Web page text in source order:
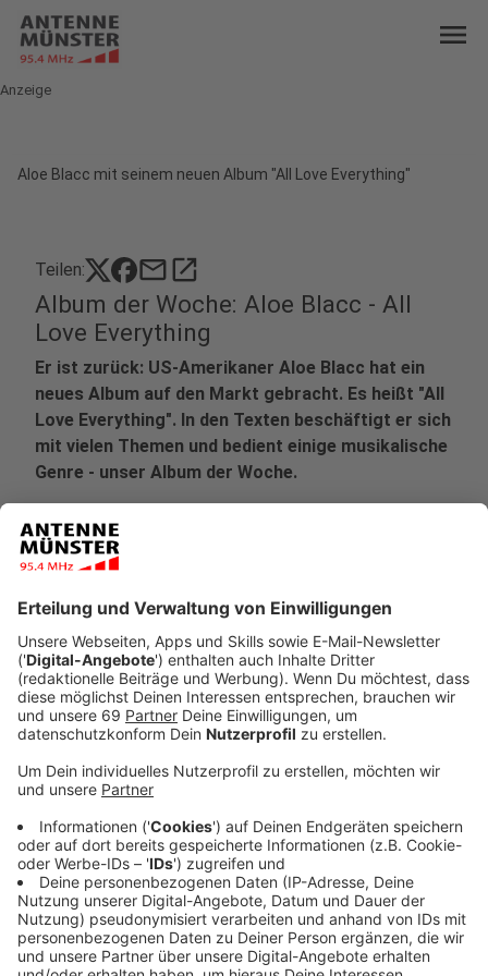
menu
Anzeige
Aloe Blacc mit seinem neuen Album "All Love Everything"
Teilen: mailopen_in_new
Album der Woche: Aloe Blacc - All
Love Everything
Er ist zurück: US-Amerikaner Aloe Blacc hat ein
neues Album auf den Markt gebracht. Es heißt "All
Love Everything". In den Texten beschäftigt er sich
mit vielen Themen und bedient einige musikalische
Genre - unser Album der Woche.
Anzeige
Soul, R'n'B und Pop - da ist Aloe Blacc zuhause. Der
mittlerweile über 40-jährige Kalifornier hat sich vor
allem mit seinem Megahit "I Need A Dollar"
weltberühmt gemacht. Nun ist sein nächstes
kommt mit tiefgreifenden Texten daher, die sich vor
Der erste Track des Albums heißt nicht umsonst
"Family".
Anzeige